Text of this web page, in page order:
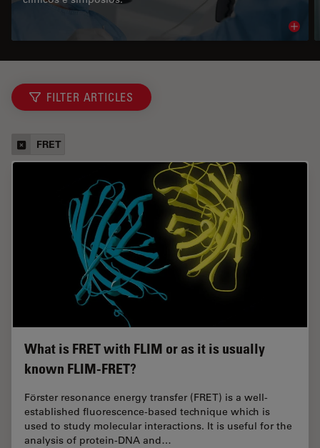
FILTER ARTICLES
FRET
What is FRET with FLIM or as it is usually
known FLIM-FRET?
Förster resonance energy transfer (FRET) is a well-
established fluorescence-based technique which is
used to study molecular interactions. It is useful for the
analysis of protein-DNA and…